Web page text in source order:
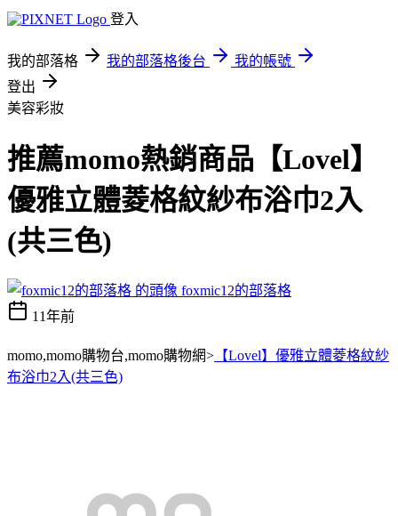
登入
我的部落格 我的部落格後台
我的帳號
登出
美容彩妝
推薦momo熱銷商品【Lovel】
優雅立體菱格紋紗布浴巾2入
(共三色)
foxmic12的部落格
11年前
momo,momo購物台,momo購物網> 【Lovel】優雅立體菱格紋紗
布浴巾2入(共三色)